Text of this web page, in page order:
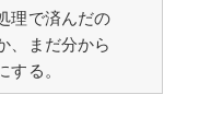
理で済んだの
、まだ分から
る。